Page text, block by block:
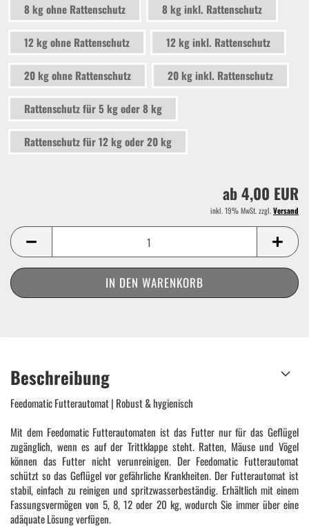
8 kg ohne Rattenschutz 8 kg inkl. Rattenschutz
12 kg ohne Rattenschutz 12 kg inkl. Rattenschutz
20 kg ohne Rattenschutz 20 kg inkl. Rattenschutz
Rattenschutz für 5 kg oder 8 kg
Rattenschutz für 12 kg oder 20 kg
ab 4,00 EUR
inkl. 19% MwSt. zzgl.Versand
Beschreibung
Feedomatic Futterautomat | Robust & hygienisch
Mit dem Feedomatic Futterautomaten ist das Futter nur für das Geflügel
zugänglich, wenn es auf der Trittklappe steht. Ratten, Mäuse und Vögel
können das Futter nicht verunreinigen. Der Feedomatic Futterautomat
schützt so das Geflügel vor gefährliche Krankheiten. Der Futterautomat ist
stabil, einfach zu reinigen und spritzwasserbeständig. Erhältlich mit einem
Fassungsvermögen von 5, 8, 12 oder 20 kg, wodurch Sie immer über eine
adäquate Lösung verfügen.